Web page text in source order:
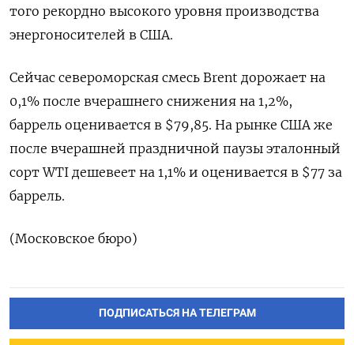
того рекордно высокого уровня производства
энергоносителей в США.
Сейчас североморская смесь Brent дорожает на
0,1% после вчерашнего снижения на 1,2%,
баррель оценивается в $79,85. На рынке США же
после вчерашней праздничной паузы эталонный
сорт WTI дешевеет на 1,1% и оценивается в $77 за
баррель.
(Московское бюро)
ПОДПИСАТЬСЯ НА ТЕЛЕГРАМ